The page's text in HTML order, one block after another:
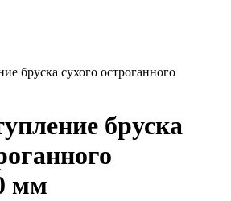
бруска сухого остроганного
бруска
мм